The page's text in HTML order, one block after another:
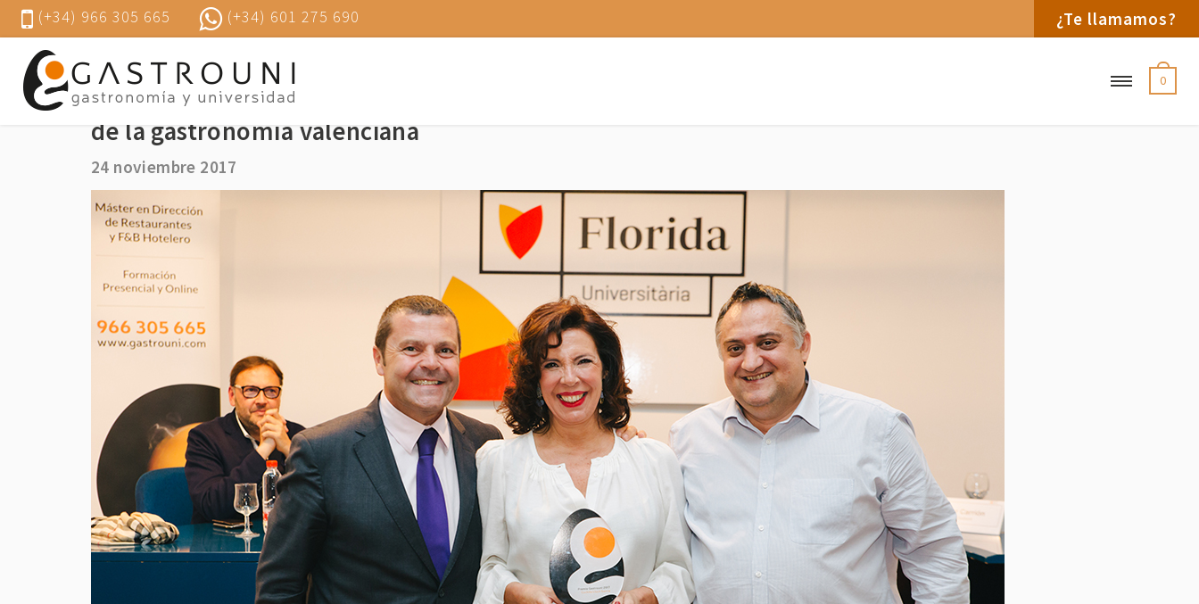
(+34) 966 305 665 (+34) 601 275 690 ¿Te llamamos?
0
Cuchita Lluch recibe el primer Premio Gastrouni 2017 por su contribución a la promoción
de la gastronomía valenciana
24 noviembre 2017